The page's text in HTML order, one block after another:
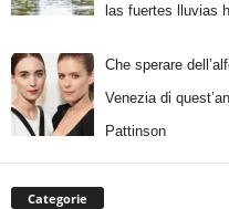
las fuertes lluvias
Che sperare
Venezia di
Pattinson
Categorie